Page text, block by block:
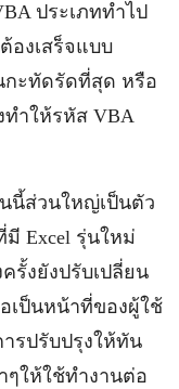
ประเภททำไป
องเสร็จแบบ
ะทัดรัดที่สุด หรือ
ทำให้รหัส VBA
นี้ส่วนใหญ่เป็นตัว
Excel รุ่นใหม่
รั้งยังปรับเปลี่ยน
เป็นหน้าที่ของผู้ใช้
รปรับปรุงให้ทัน
ๆให้ใช้ทำงานต่อ